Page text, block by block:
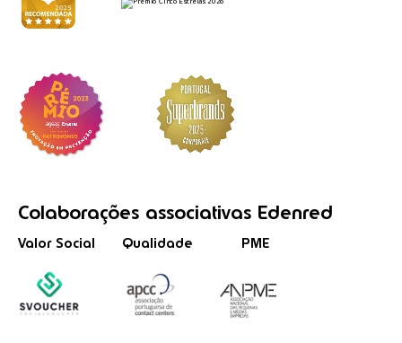
Colaborações associativas Edenred
Valor Social Qualidade PME